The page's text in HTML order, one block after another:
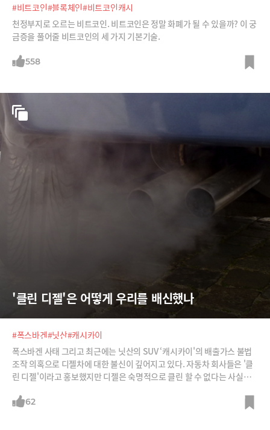
#비트코인#블록체인#비트코인캐시
천정부지로 오르는 비트코인. 비트코인은 정말 화폐가 될 수 있을까? 이 궁
금증을 풀어줄 비트코인의 세 가지 기본기술.
558
'클린 디젤'은 어떻게 우리를 배신했나
#폭스바겐#닛산#캐시카이
폭스바겐 사태 그리고 최근에는 닛산의 SUV ‘캐시카이'의 배출가스 불법
조작 의혹으로 디젤차에 대한 불신이 깊어지고 있다. 자동차 회사들은 '클
린 디젤'이라고 홍보했지만 디젤은 숙명적으로 클린 할 수 없다는 사실이
62